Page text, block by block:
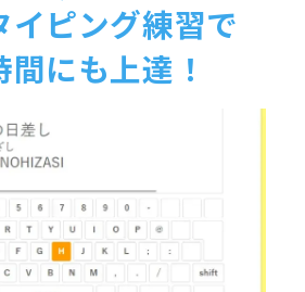
イピング練習で
間にも上達！